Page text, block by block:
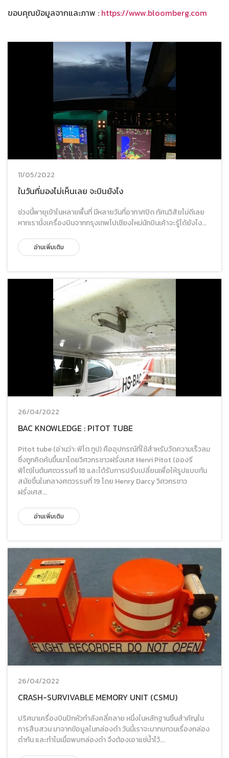
ขอบคุณข้อมูลจากและภาพ : https://www.bloomberg.com
11/05/2022
ในวันที่มองไม่เห็นเลย จะบินยังไง
ช่วงนี้พายุเข้าในหลายพื้นที่ มีหลายวันที่อากาศปิด ทัศนวิสัยไม่ดีเลย
หากเรานั่งเครื่องบินจากกรุงเทพไปเชียงใหม่นักบินเค้าจะรู้ได้ยังไง...
อ่านเพิ่มเติม
26/04/2022
BAC KNOWLEDGE : PITOT TUBE
Pitot tube (อ่านว่า: พิโต ทูป) คืออุปกรณ์ที่ใช้สำหรับวัดความเร็วลม
ซึ่งถูกคิดค้นขึ้นมาโดยวิศวกรชาวฝรั่งเศส Henri Pitot (อองรี
พิโต)ในต้นศตวรรษที่ 18 และได้รับการปรับเปลี่ยนเพื่อให้รูปแบบทัน
สมัยขึ้นในกลางศตวรรษที่ 19 โดย Henry Darcy วิศวกรชาว
ฝรั่งเศส...
อ่านเพิ่มเติม
26/04/2022
CRASH-SURVIVABLE MEMORY UNIT (CSMU)
ปริศนาเครื่องบินปักหัวกำลังคลี่คลาย หนึ่งในหลักฐานชิ้นสำคัญใน
การสืบสวน มาจากข้อมูลในกล่องดำ วันนี้เราจะมาทบทวนเรื่องกล่อง
ดำกัน และทำไมเมื่อพบกล่องดำ จึงต้องเอาแช่น้ำไว้...